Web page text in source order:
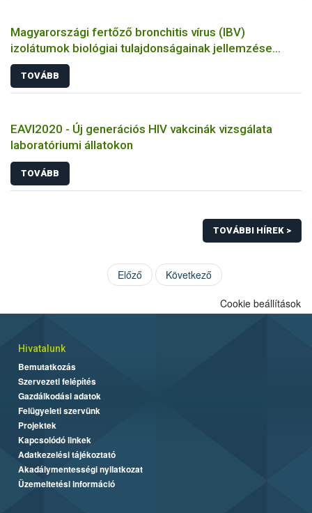
Magyarországi fertőző bronchitis vírus (IBV)
izolátumok biológiai tulajdonságainak jellemzése
állatkísérletes és molekuláris biológiai eszközökkel
TOVÁBB
EAVI2020 - Új generációs HIV vakcinák vizsgálata
laboratóriumi állatokon
TOVÁBB
TOVÁBBI HÍREK >
Előző Következő
Cookie beállítások
Hivatalunk
Bemutatkozás
Szervezeti felépítés
Gazdálkodási adatok
Felügyeleti szervünk
Projektek
Kapcsolódó linkek
Adatkezelési tájékoztató
Akadálymentességi nyilatkozat
Üzemeltetési információ